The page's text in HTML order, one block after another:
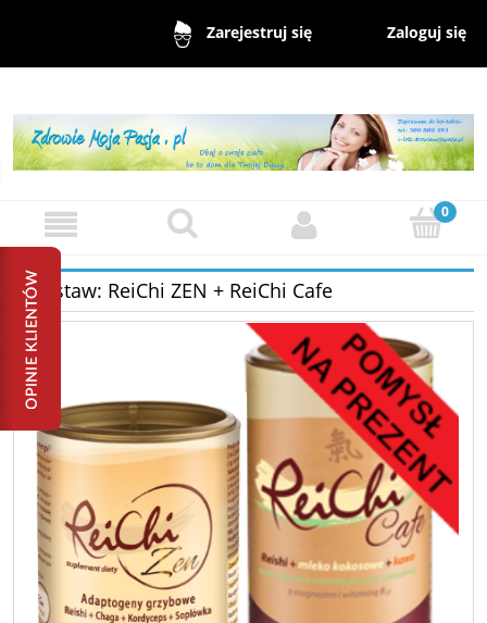
Zarejestruj się Zaloguj się
Zestaw: ReiChi ZEN + ReiChi Cafe